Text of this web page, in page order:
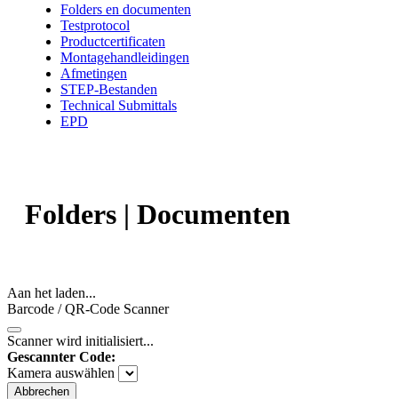
Folders en documenten
Testprotocol
Productcertificaten
Montagehandleidingen
Afmetingen
STEP-Bestanden
Technical Submittals
EPD
Folders | Documenten
Aan het laden...
Barcode / QR-Code Scanner
Scanner wird initialisiert...
Gescannter Code:
Kamera auswählen
Abbrechen